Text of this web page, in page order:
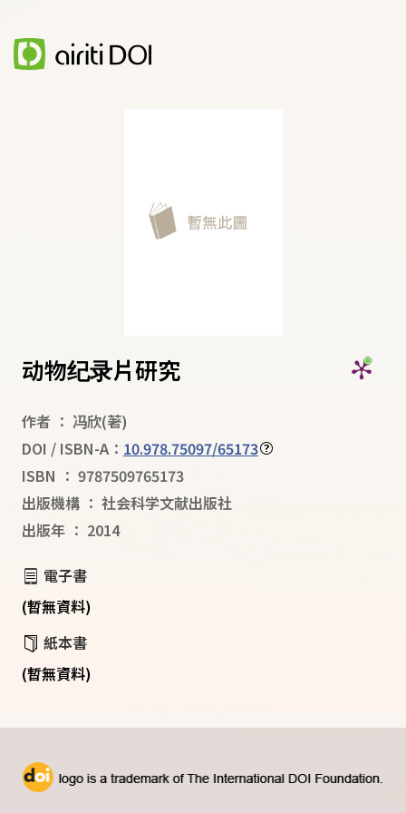
动物纪录片研究
作者 ： 冯欣(著)
DOI / ISBN-A： 10.978.75097/65173
ISBN ： 9787509765173
出版機構 ： 社会科学文献出版社
出版年 ： 2014
電子書
(暫無資料)
紙本書
(暫無資料)